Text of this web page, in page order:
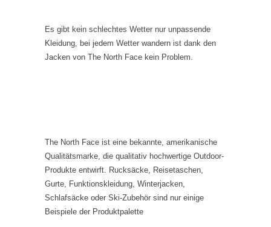
Es gibt kein schlechtes Wetter nur unpassende
Kleidung, bei jedem Wetter wandern ist dank den
Jacken von The North Face kein Problem.
The North Face ist eine bekannte, amerikanische
Qualitätsmarke, die qualitativ hochwertige Outdoor-
Produkte entwirft. Rucksäcke, Reisetaschen,
Gurte, Funktionskleidung, Winterjacken,
Schlafsäcke oder Ski-Zubehör sind nur einige
Beispiele der Produktpalette